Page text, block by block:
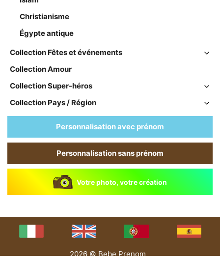
Christianisme
Égypte antique
Collection Fêtes et événements
Collection Amour
Collection Super-héros
Collection Pays / Région
Personnalisation avec prénom
Personnalisation sans prénom
Votre photo, votre création
2026 © Bebe Prenom